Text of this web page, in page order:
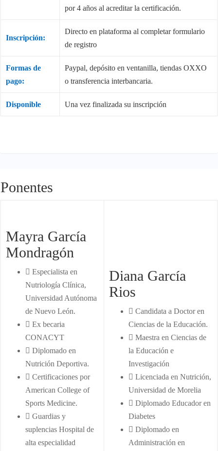
por 4 años al acreditar la certificación.
Inscripción:
Directo en plataforma al completar formulario
de registro
Formas de
pago:
Paypal, depósito en ventanilla, tiendas OXXO
o transferencia interbancaria.
Disponible Una vez finalizada su inscripción
Ponentes
Mayra García
Mondragón
Especialista en
Nutriología Clínica,
Universidad Autónoma
de Nuevo León.
Ex becaria
CONACYT
Diplomado en
Nutrición Deportiva.
Certificaciones por
American College of
Sports Medicine.
Guardias y
suplencias Hospital de
alta especialidad
Diana García
Rios
Candidata a Doctor en
Ciencias de la Educación.
Maestra en Ciencias de
la Educación e
Investigación
Licenciada en Nutrición,
Universidad de Morelia
Diplomado Educador en
Diabetes
Diplomado en
Administración en